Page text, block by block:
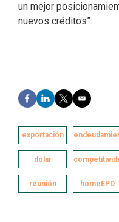
un mejor
nuevos créditos”.
F
a
e
b
o
k
L
i
k
e
d
I
n
T
w
t
t
r
E
m
i
l
exportación
dólar
reunión homeEPD